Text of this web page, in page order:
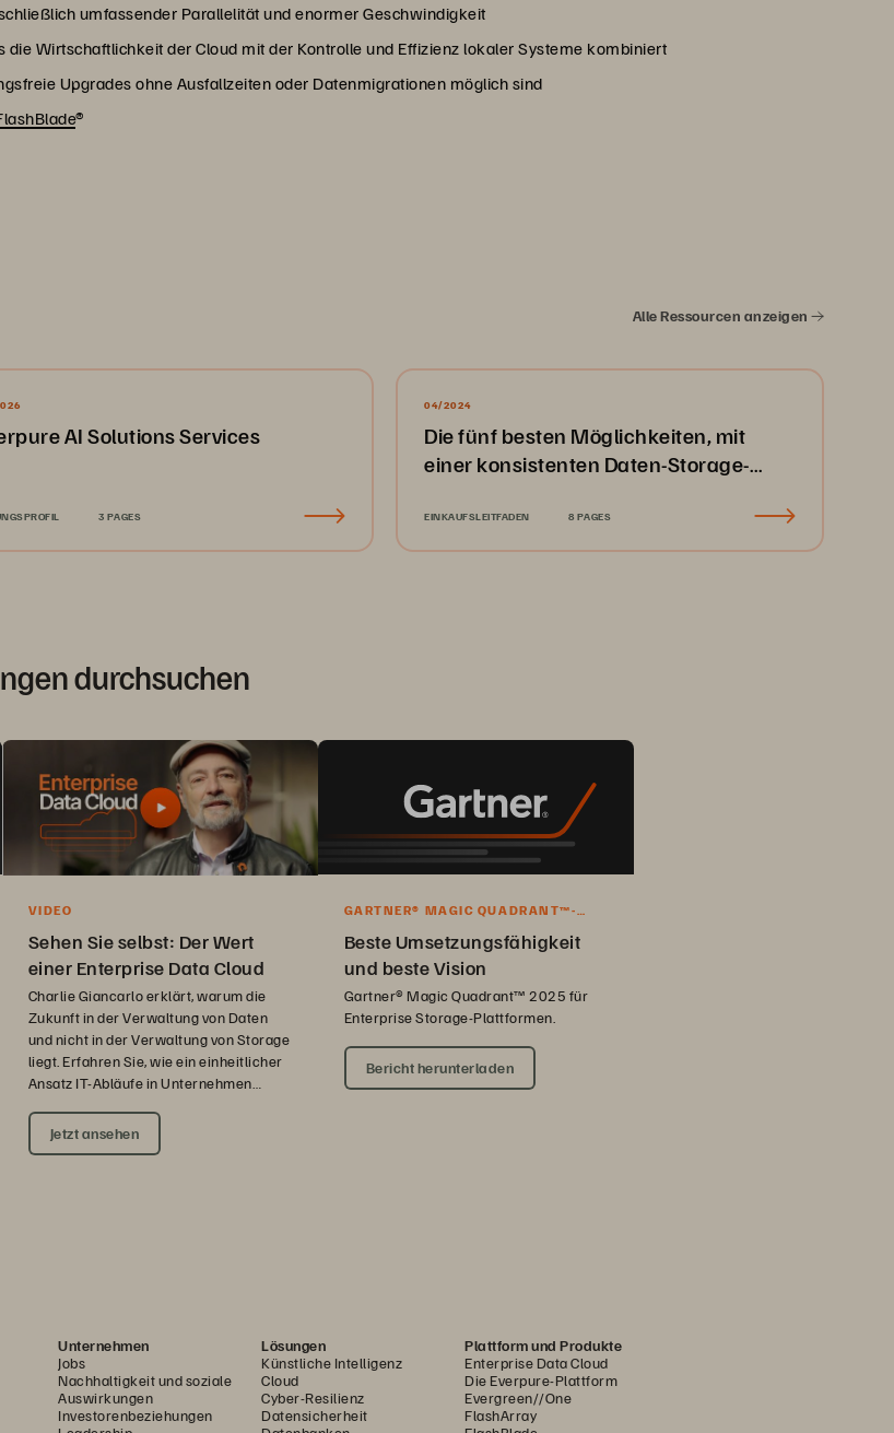
umfassender Parallelität und enormer Geschwindigkeit
Wirtschaftlichkeit der Cloud mit der Kontrolle und Effizienz lokaler Systeme kombiniert
Upgrades ohne Ausfallzeiten oder Datenmigrationen möglich sind
®
Alle Ressourcen anzeigen
AI Solutions Services
3 PAGES
04/2024
Die fünf besten Möglichkeiten, mit
einer konsistenten Daten-Storage-
EINKAUFSLEITFADEN 8 PAGES
durchsuchen
VIDEO
Sehen Sie selbst: Der Wert
einer Enterprise Data Cloud
Charlie Giancarlo erklärt, warum die
Zukunft in der Verwaltung von Daten
und nicht in der Verwaltung von Storage
liegt. Erfahren Sie, wie ein einheitlicher
Ansatz IT-Abläufe in Unternehmen
Jetzt ansehen
GARTNER® MAGIC QUADRANT™-
Beste Umsetzungsfähigkeit
und beste Vision
Gartner® Magic Quadrant™ 2025 für
Enterprise Storage-Plattformen.
Bericht herunterladen
Unternehmen
Jobs
Nachhaltigkeit und soziale
Auswirkungen
Investorenbeziehungen
Lösungen
Künstliche Intelligenz
Cloud
Cyber-Resilienz
Datensicherheit
Plattform und Produkte
Enterprise Data Cloud
Die Everpure-Plattform
Evergreen//One
FlashArray